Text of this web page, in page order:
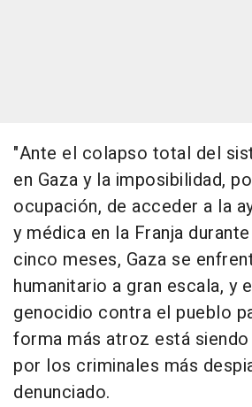
"Ante el colapso total del
en Gaza y la imposibilidad,
ocupación, de acceder a la
y médica en la Franja
cinco meses, Gaza se
humanitario a gran escala, y
genocidio contra el pueblo
forma más atroz está
por los criminales más
denunciado.